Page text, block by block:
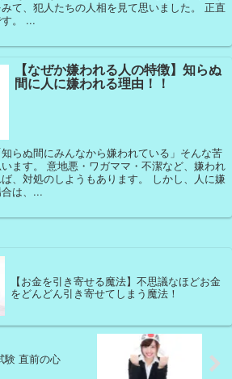
て、犯人たちの人相を見て思いました。 正直
。 ...
【なぜか嫌われる人の特徴】知らぬ
間に人に嫌われる理由！！
らぬ間にみんなから嫌われている」そんな苦
ます。 意地悪・ワガママ・不潔など、嫌われ
、対処のしようもあります。 しかし、人に嫌
は、...
【お金を引き寄せる魔法】不思議なほどお金
をどんどん引き寄せてしまう魔法！
直前の心